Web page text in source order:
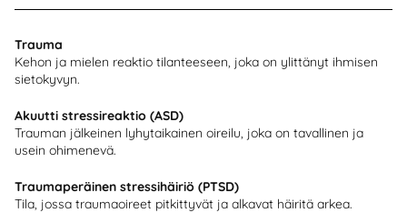
Trauma
Kehon ja mielen reaktio tilanteeseen, joka on ylittänyt ihmisen
sietokyvyn.
Akuutti stressireaktio (ASD)
Trauman jälkeinen lyhytaikainen oireilu, joka on tavallinen ja
usein ohimenevä.
Traumaperäinen stressihäiriö (PTSD)
Tila, jossa traumaoireet pitkittyvät ja alkavat häiritä arkea.